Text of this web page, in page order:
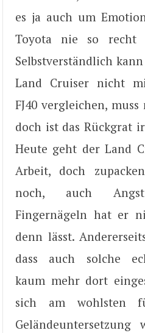
es ja auch um
Toyota nie so recht
Selbstverständlich
Land Cruiser nicht
FJ40 vergleichen,
doch ist das Rückgrat
Heute geht der Land
Arbeit, doch
noch, auch
Fingernägeln hat er
denn lässt.
dass auch solche
kaum mehr dort
sich am wohlsten